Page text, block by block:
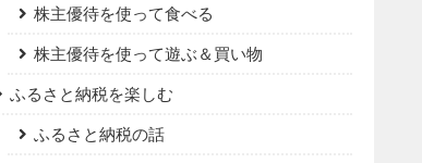
株主優待を使って食べる
株主優待を使って遊ぶ＆買い物
ふるさと納税を楽しむ
ふるさと納税の話